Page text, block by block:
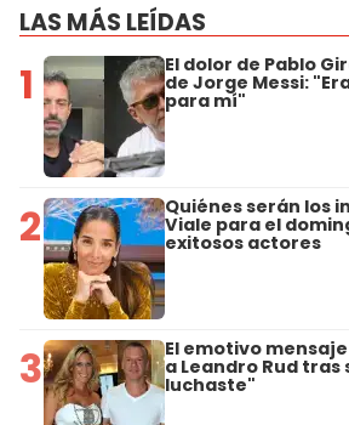
LAS MÁS LEÍDAS
1 El dolor de Pablo
de Jorge Messi:
para mí"
2 Quiénes serán los
Viale para el
exitosos actores
3 El emotivo
a Leandro Rud tras
luchaste"